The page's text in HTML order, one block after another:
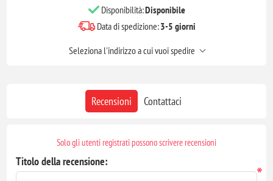
Disponibilità:Disponibile
Data di spedizione:3-5 giorni
Seleziona l'indirizzo a cui vuoi spedire
Recensioni Contattaci
Solo gli utenti registrati possono scrivere recensioni
Titolo della recensione:
*